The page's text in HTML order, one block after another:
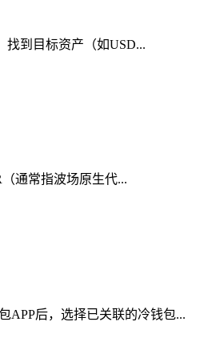
找到目标资产（如USD...
通常指波场原生代...
APP后，选择已关联的冷钱包...